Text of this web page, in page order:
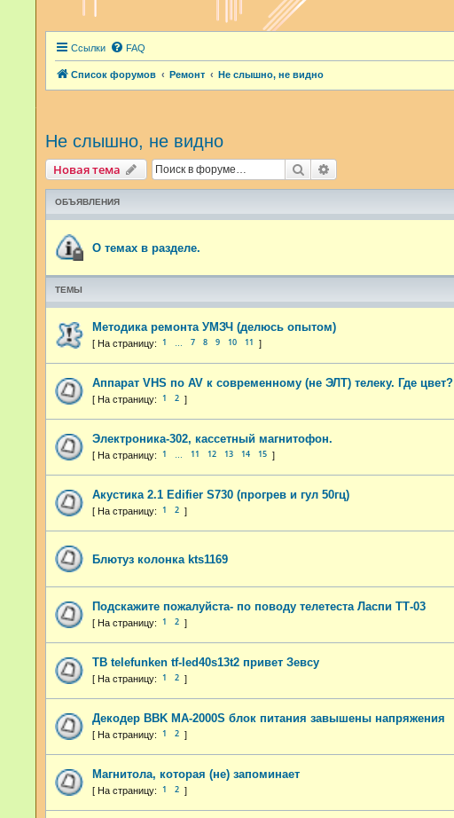
Ссылки FAQ
Список форумов Ремонт Не слышно, не видно
Не слышно, не видно
Новая тема Поиск
ОБЪЯВЛЕНИЯ
О темах в разделе.
ТЕМЫ
Методика ремонта УМЗЧ (делюсь опытом)
1 7 8 9 10 11
Аппарат VHS по AV к современному (не ЭЛТ) телеку. Где цвет?
1 2
Электроника-302, кассетный магнитофон.
1 11 12 13 14 15
Акустика 2.1 Edifier S730 (прогрев и гул 50гц)
1 2
Блютуз колонка kts1169
Подскажите пожалуйста- по поводу телетеста Ласпи ТТ-03
1 2
ТВ telefunken tf-led40s13t2 привет Зевсу
1 2
Декодер BBK MA-2000S блок питания завышены напряжения
1 2
Магнитола, которая (не) запоминает
1 2